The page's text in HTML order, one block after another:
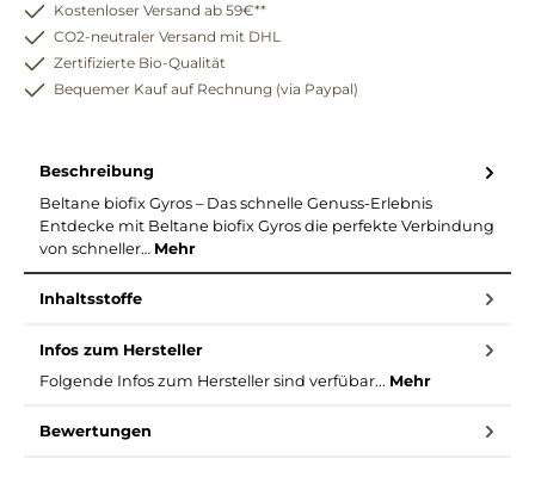
Kostenloser Versand ab 59€**
CO2-neutraler Versand mit DHL
Zertifizierte Bio-Qualität
Bequemer Kauf auf Rechnung (via Paypal)
Beschreibung
Beltane biofix Gyros – Das schnelle Genuss-Erlebnis
Entdecke mit Beltane biofix Gyros die perfekte Verbindung
von schneller… Mehr
Inhaltsstoffe
Infos zum Hersteller
Folgende Infos zum Hersteller sind verfübar... Mehr
Bewertungen